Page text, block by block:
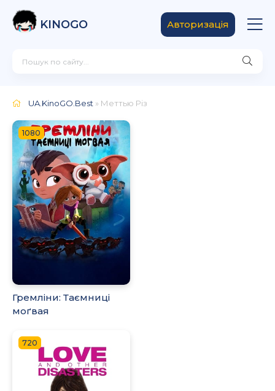
KINOGO Авторизація
UA.KinoGO.Best » Меттью Різ
1080
Гремліни: Таємниці
моґвая
720